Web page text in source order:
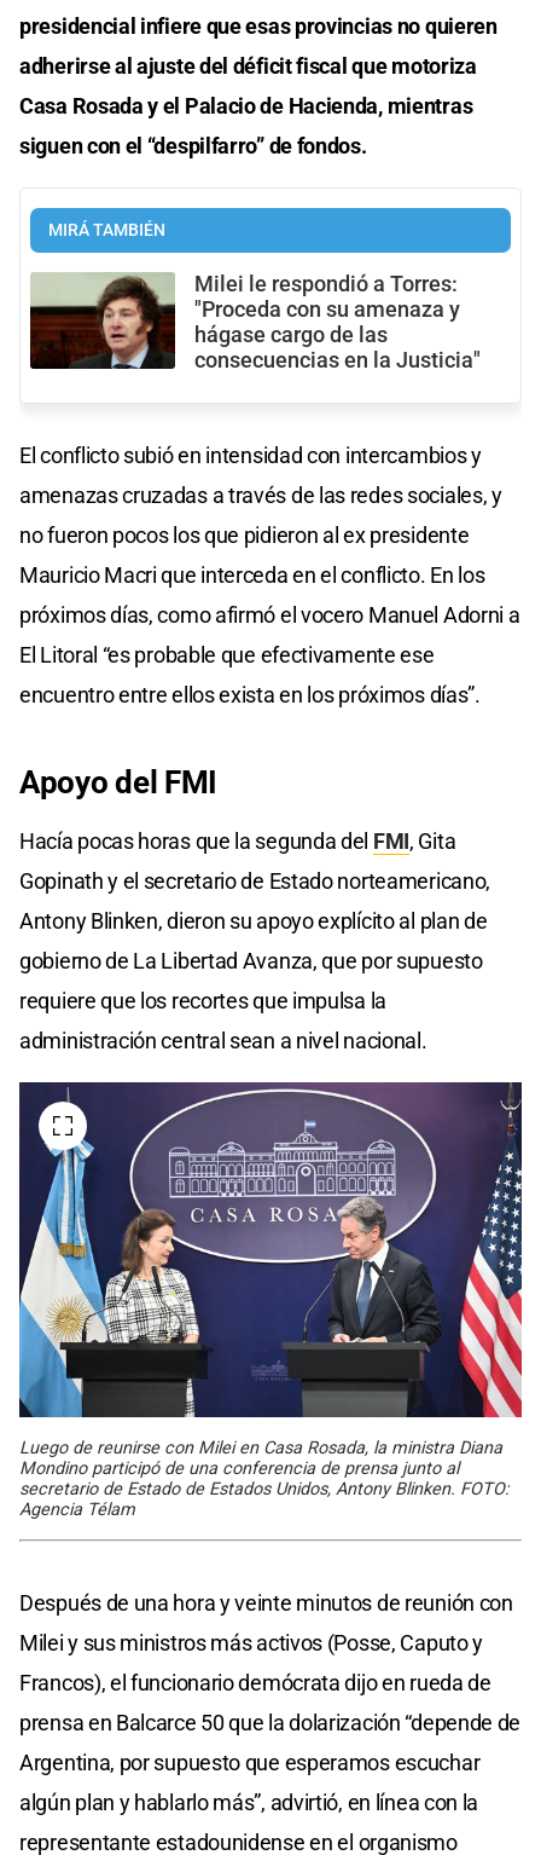
presidencial infiere que esas provincias no quieren
adherirse al ajuste del déficit fiscal que motoriza
Casa Rosada y el Palacio de Hacienda, mientras
siguen con el “despilfarro” de fondos.
MIRÁ TAMBIÉN
Milei le respondió a Torres:
"Proceda con su amenaza y
hágase cargo de las
consecuencias en la Justicia"
El conflicto subió en intensidad con intercambios y
amenazas cruzadas a través de las redes sociales, y
no fueron pocos los que pidieron al ex presidente
Mauricio Macri que interceda en el conflicto. En los
próximos días, como afirmó el vocero Manuel Adorni a
El Litoral “es probable que efectivamente ese
encuentro entre ellos exista en los próximos días”.
Apoyo del FMI
Hacía pocas horas que la segunda del FMI, Gita
Gopinath y el secretario de Estado norteamericano,
Antony Blinken, dieron su apoyo explícito al plan de
gobierno de La Libertad Avanza, que por supuesto
requiere que los recortes que impulsa la
administración central sean a nivel nacional.
Luego de reunirse con Milei en Casa Rosada, la ministra Diana
Mondino participó de una conferencia de prensa junto al
secretario de Estado de Estados Unidos, Antony Blinken. FOTO:
Agencia Télam
Después de una hora y veinte minutos de reunión con
Milei y sus ministros más activos (Posse, Caputo y
Francos), el funcionario demócrata dijo en rueda de
prensa en Balcarce 50 que la dolarización “depende de
Argentina, por supuesto que esperamos escuchar
algún plan y hablarlo más”, advirtió, en línea con la
representante estadounidense en el organismo